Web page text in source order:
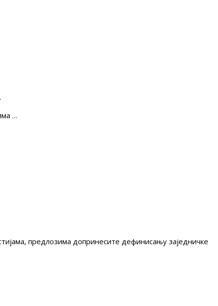
…
предлозима допринесите дефинисању заједничке